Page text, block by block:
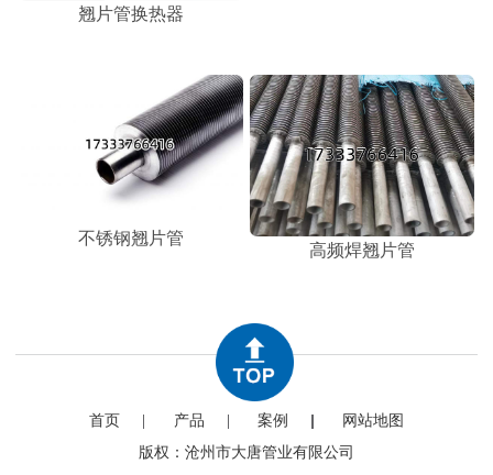
翘片管换热器
不锈钢翘片管
高频焊翘片管
首页 产品 案例
网站地图
版权：沧州市大唐管业有限公司